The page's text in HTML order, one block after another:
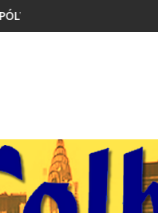
AFRICANOS QUER MIGRAR